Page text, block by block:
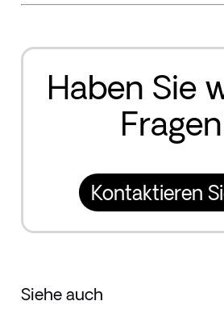
Haben Sie
Kontaktieren
Siehe auch